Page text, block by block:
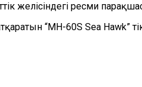
желісіндегі ресми
“MH-60S Sea Hawk”